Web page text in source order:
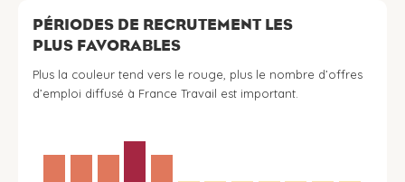
PÉRIODES DE RECRUTEMENT LES
PLUS FAVORABLES
Plus la couleur tend vers le rouge, plus le nombre d’offres
d’emploi diffusé à France Travail est important.